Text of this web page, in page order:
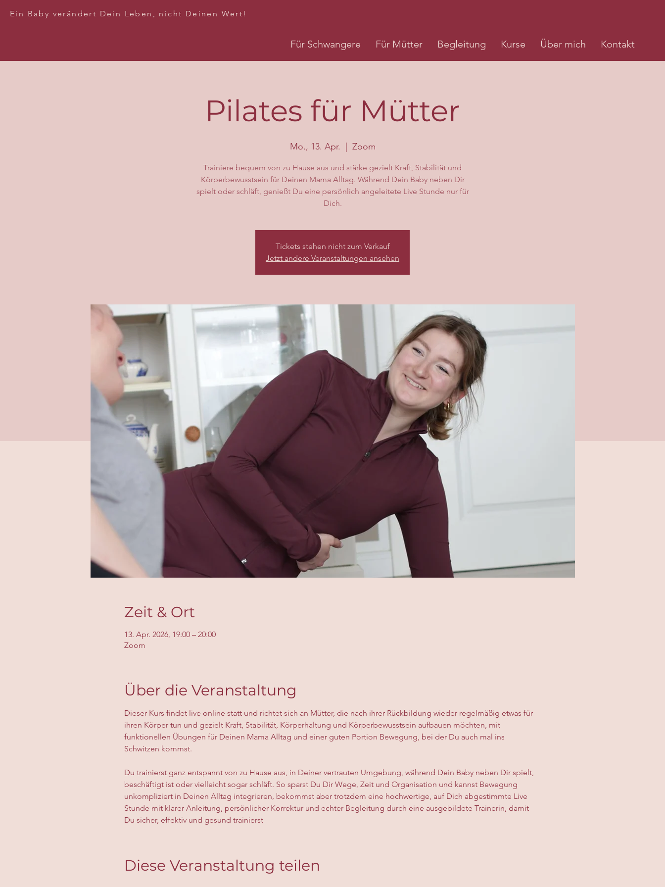
Ein Baby verändert Dein Leben, nicht Deinen Wert!
Für Schwangere Für Mütter Begleitung Kurse Über mich Kontakt
Pilates für Mütter
Mo., 13. Apr. Zoom
Trainiere bequem von zu Hause aus und stärke gezielt Kraft, Stabilität und
Körperbewusstsein für Deinen Mama Alltag. Während Dein Baby neben Dir
spielt oder schläft, genießt Du eine persönlich angeleitete Live Stunde nur für
Dich.
Tickets stehen nicht zum Verkauf
Jetzt andere Veranstaltungen ansehen
Zeit & Ort
13. Apr. 2026, 19:00 – 20:00
Zoom
Über die Veranstaltung
Dieser Kurs findet live online statt und richtet sich an Mütter, die nach ihrer Rückbildung wieder regelmäßig etwas für
ihren Körper tun und gezielt Kraft, Stabilität, Körperhaltung und Körperbewusstsein aufbauen möchten, mit
funktionellen Übungen für Deinen Mama Alltag und einer guten Portion Bewegung, bei der Du auch mal ins
Schwitzen kommst.
Du trainierst ganz entspannt von zu Hause aus, in Deiner vertrauten Umgebung, während Dein Baby neben Dir spielt,
beschäftigt ist oder vielleicht sogar schläft. So sparst Du Dir Wege, Zeit und Organisation und kannst Bewegung
unkompliziert in Deinen Alltag integrieren, bekommst aber trotzdem eine hochwertige, auf Dich abgestimmte Live
Stunde mit klarer Anleitung, persönlicher Korrektur und echter Begleitung durch eine ausgebildete Trainerin, damit
Du sicher, effektiv und gesund trainierst
Diese Veranstaltung teilen